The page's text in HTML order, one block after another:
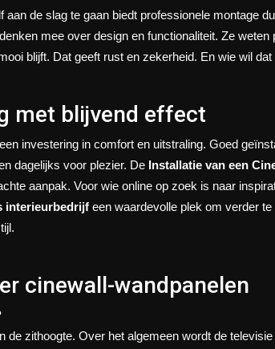
de slag te gaan biedt professionele montage
mee over design en functionaliteit. Ze weten
blijft. Dat geeft rust en zekerheid. En wie wil dat
met blijvend effect
investering in comfort en uitstraling. Goed
dagelijks voor plezier. De Installatie van een
aanpak. Voor wie online op zoek is naar
interieurbedrijf een waardevolle plek om verder
cinewall-wandpanelen
de zithoogte. Over het algemeen wordt de